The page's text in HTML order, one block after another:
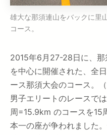
雄大な那須連山をバックに里
コース。
2015年6月27-28日に、那
を中心に開催された、全
ース那須大会のコース。
男子エリートのレースで
周=15.9km のコースを15
本一の座が争われました